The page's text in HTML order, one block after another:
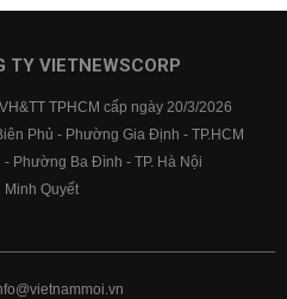
VIETNEWSCORP
TPHCM cấp ngày 20/3/2026
Phủ - Phường Gia Định - TP.HCM
- Phường Ba Đình - TP. Hà Nội
Minh Quyết